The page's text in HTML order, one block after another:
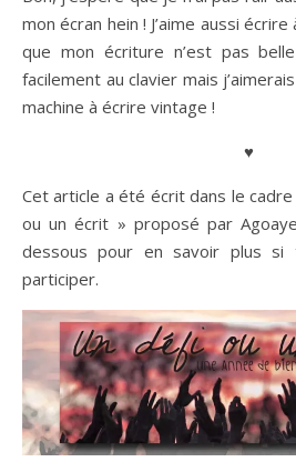
mon écran hein ! J’aime aussi
que mon écriture n’est pas
facilement au clavier mais
machine à écrire vintage !
♥
Cet article a été écrit dans le
ou un écrit » proposé par
dessous pour en savoir plus si
participer.